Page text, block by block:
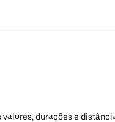
durações e